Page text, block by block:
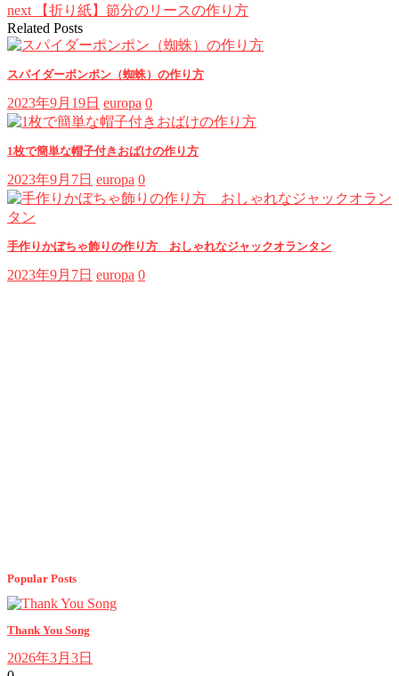
next 【折り紙】節分のリースの作り方
Related Posts
スパイダーポンポン（蜘蛛）の作り方
2023年9月19日 europa 0
1枚で簡単な帽子付きおばけの作り方
2023年9月7日 europa 0
手作りかぼちゃ飾りの作り方 おしゃれなジャックオランタン
2023年9月7日 europa 0
Popular Posts
Thank You Song
2026年3月3日